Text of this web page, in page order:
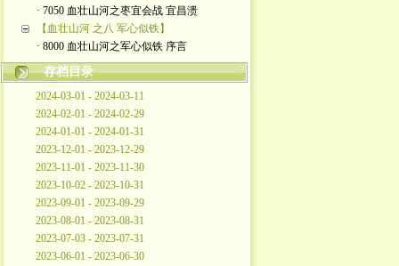
· 7050 血壮山河之枣宜会战 宜昌溃
【血壮山河 之八 军心似铁】
· 8000 血壮山河之军心似铁 序言
存档目录
2024-03-01 - 2024-03-11
2024-02-01 - 2024-02-29
2024-01-01 - 2024-01-31
2023-12-01 - 2023-12-29
2023-11-01 - 2023-11-30
2023-10-02 - 2023-10-31
2023-09-01 - 2023-09-29
2023-08-01 - 2023-08-31
2023-07-03 - 2023-07-31
2023-06-01 - 2023-06-30